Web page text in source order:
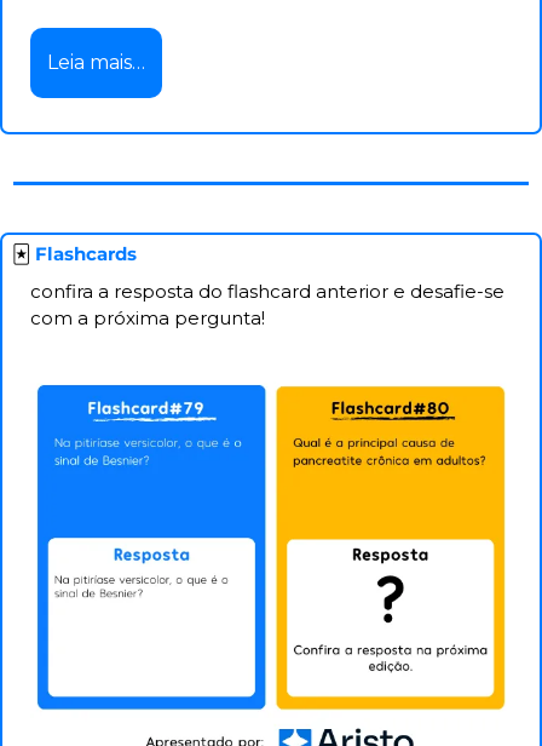
Leia mais…
🃏 Flashcards
confira a resposta do flashcard anterior e desafie-se
com a próxima pergunta!